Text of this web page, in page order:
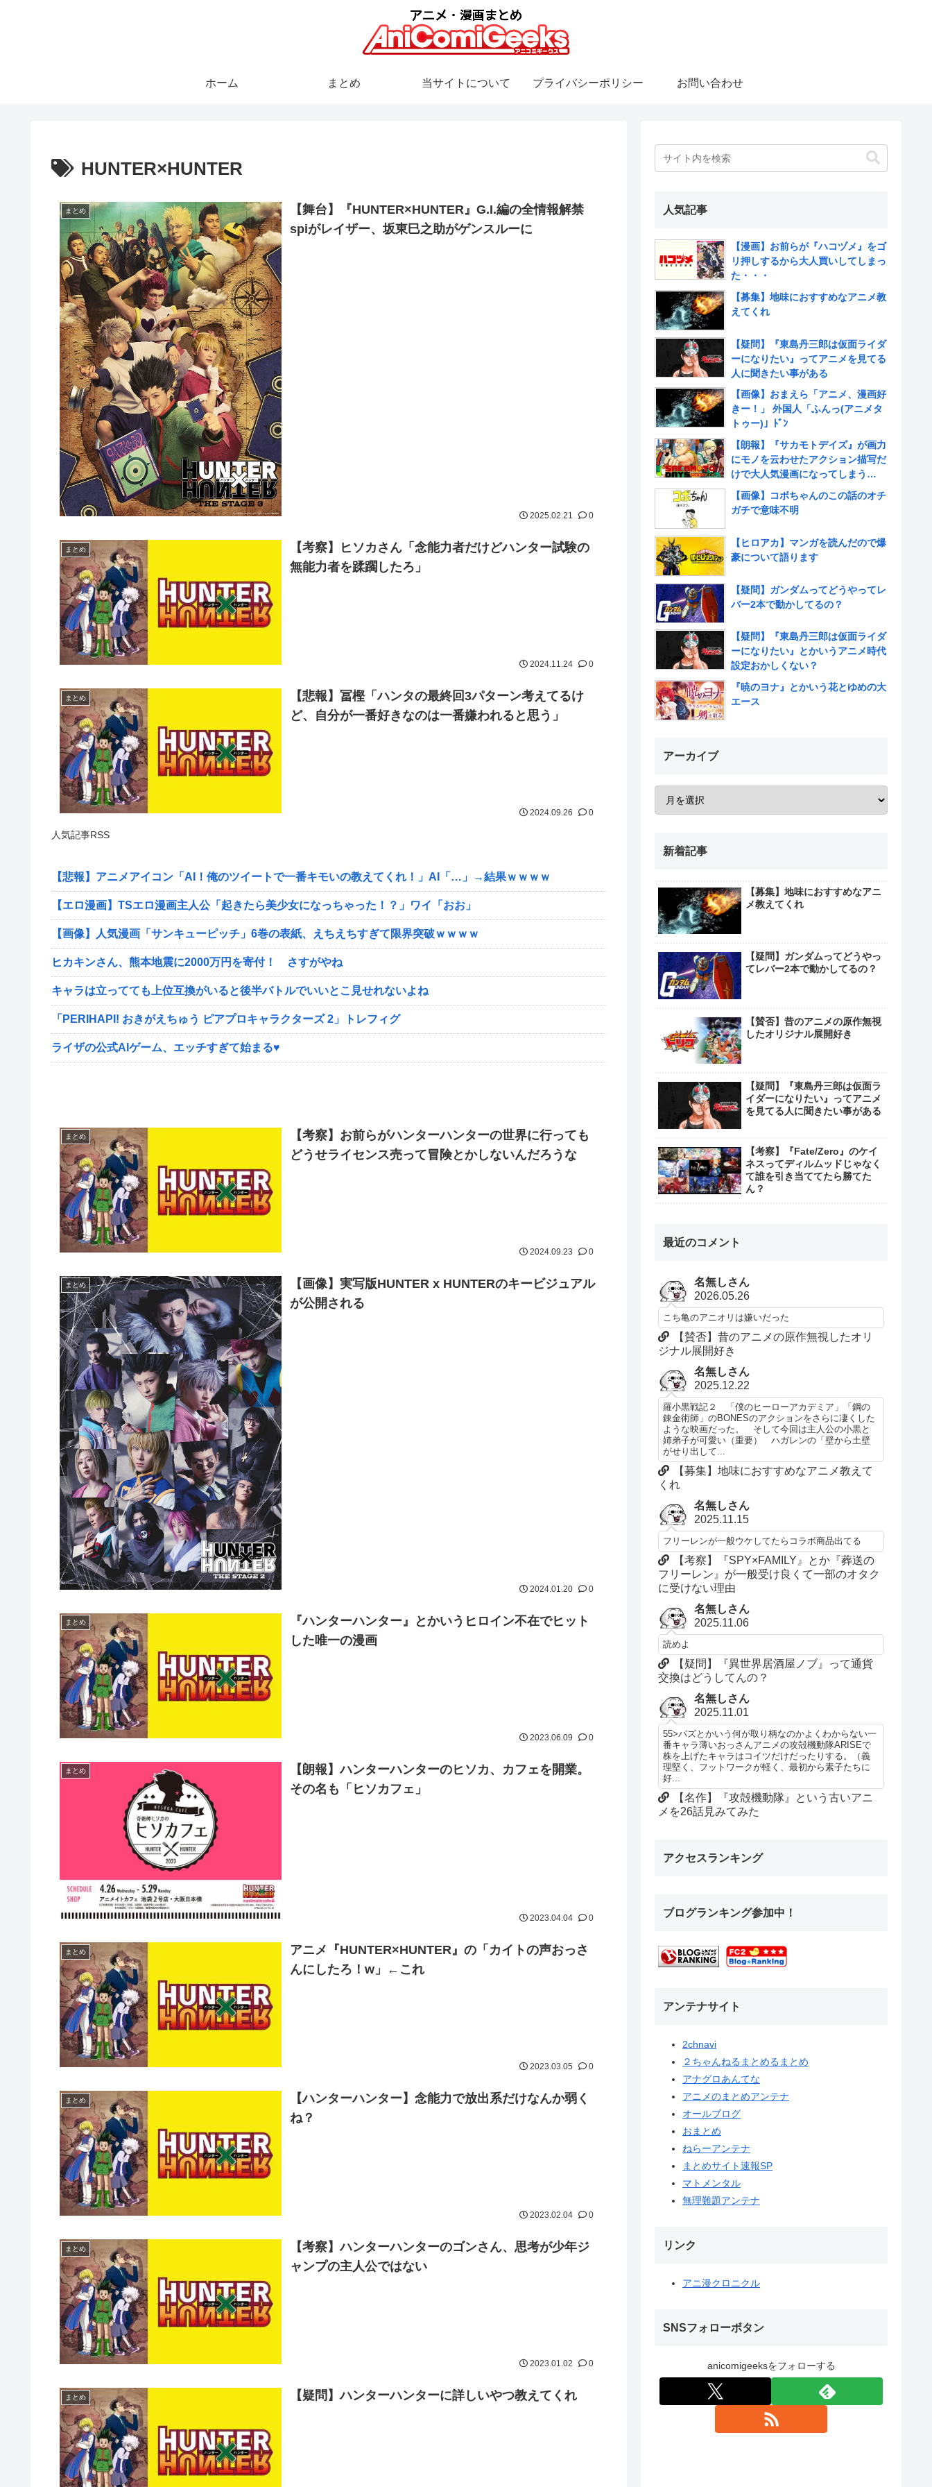
ホーム まとめ 当サイトについて プライバシーポリシー お問い合わせ
HUNTER×HUNTER
まとめ
【舞台】『HUNTER×HUNTER』G.I.編の全情報解禁
spiがレイザー、坂東巳之助がゲンスルーに
2025.02.21 0
まとめ
【考察】ヒソカさん「念能力者だけどハンター試験の
無能力者を蹂躙したろ」
2024.11.24 0
まとめ
【悲報】冨樫「ハンタの最終回3パターン考えてるけ
ど、自分が一番好きなのは一番嫌われると思う」
2024.09.26 0
人気記事RSS
【悲報】アニメアイコン「AI！俺のツイートで一番キモいの教えてくれ！」AI「…」→結果ｗｗｗｗ
【エロ漫画】TSエロ漫画主人公「起きたら美少女になっちゃった！？」ワイ「おお」
【画像】人気漫画「サンキューピッチ」6巻の表紙、えちえちすぎて限界突破ｗｗｗｗ
ヒカキンさん、熊本地震に2000万円を寄付！ さすがやね
キャラは立ってても上位互換がいると後半バトルでいいとこ見せれないよね
「PERIHAPI! おきがえちゅう ピアプロキャラクターズ 2」トレフィグ
ライザの公式AIゲーム、エッチすぎて始まる♥
まとめ
【考察】お前らがハンターハンターの世界に行っても
どうせライセンス売って冒険とかしないんだろうな
2024.09.23 0
まとめ
【画像】実写版HUNTER x HUNTERのキービジュアル
が公開される
2024.01.20 0
まとめ
『ハンターハンター』とかいうヒロイン不在でヒット
した唯一の漫画
2023.06.09 0
まとめ
【朗報】ハンターハンターのヒソカ、カフェを開業。
その名も「ヒソカフェ」
2023.04.04 0
まとめ
アニメ『HUNTER×HUNTER』の「カイトの声おっさ
んにしたろ！w」←これ
2023.03.05 0
まとめ
【ハンターハンター】念能力で放出系だけなんか弱く
ね？
2023.02.04 0
まとめ
【考察】ハンターハンターのゴンさん、思考が少年ジ
ャンプの主人公ではない
2023.01.02 0
まとめ 【疑問】ハンターハンターに詳しいやつ教えてくれ
人気記事
【漫画】お前らが『ハコヅメ』をゴ
リ押しするから大人買いしてしまっ
た・・・
【募集】地味におすすめなアニメ教
えてくれ
【疑問】『東島丹三郎は仮面ライダ
ーになりたい』ってアニメを見てる
人に聞きたい事がある
【画像】おまえら「アニメ、漫画好
きー！」 外国人「ふんっ(アニメタ
トゥー)」ﾄﾞﾝ
【朗報】『サカモトデイズ』が画力
にモノを云わせたアクション描写だ
けで大人気漫画になってしまう
www
【画像】コボちゃんのこの話のオチ
ガチで意味不明
【ヒロアカ】マンガを読んだので爆
豪について語ります
【疑問】ガンダムってどうやってレ
バー2本で動かしてるの？
【疑問】『東島丹三郎は仮面ライダ
ーになりたい』とかいうアニメ時代
設定おかしくない？
『暁のヨナ』とかいう花とゆめの大
エース
アーカイブ
新着記事
【募集】地味におすすめなアニ
メ教えてくれ
【疑問】ガンダムってどうやっ
てレバー2本で動かしてるの？
【賛否】昔のアニメの原作無視
したオリジナル展開好き
【疑問】『東島丹三郎は仮面ラ
イダーになりたい』ってアニメ
を見てる人に聞きたい事がある
【考察】『Fate/Zero』のケイ
ネスってディルムッドじゃなく
て誰を引き当ててたら勝てた
ん？
最近のコメント
名無しさん
2026.05.26
こち亀のアニオリは嫌いだった
【賛否】昔のアニメの原作無視したオリ
ジナル展開好き
名無しさん
2025.12.22
羅小黒戦記２ 「僕のヒーローアカデミア」「鋼の
錬金術師」のBONESのアクションをさらに凄くした
ような映画だった。 そして今回は主人公の小黒と
姉弟子が可愛い（重要） ハガレンの「壁から土壁
がせり出して...
【募集】地味におすすめなアニメ教えて
くれ
名無しさん
2025.11.15
フリーレンが一般ウケしてたらコラボ商品出てる
【考察】『SPY×FAMILY』とか『葬送の
フリーレン』が一般受け良くて一部のオタク
に受けない理由
名無しさん
2025.11.06
読めよ
【疑問】『異世界居酒屋ノブ』って通貨
交換はどうしてんの？
名無しさん
2025.11.01
55>パズとかいう何が取り柄なのかよくわからない一
番キャラ薄いおっさんアニメの攻殻機動隊ARISEで
株を上げたキャラはコイツだけだったりする。（義
理堅く、フットワークが軽く、最初から素子たちに
好...
【名作】『攻殻機動隊』という古いアニ
メを26話見みてみた
アクセスランキング
ブログランキング参加中！
アンテナサイト
2chnavi
２ちゃんねるまとめるまとめ
アナグロあんてな
アニメのまとめアンテナ
オールブログ
おまとめ
ねらーアンテナ
まとめサイト速報SP
マトメンタル
無理難題アンテナ
リンク
アニ漫クロニクル
SNSフォローボタン
anicomigeeksをフォローする